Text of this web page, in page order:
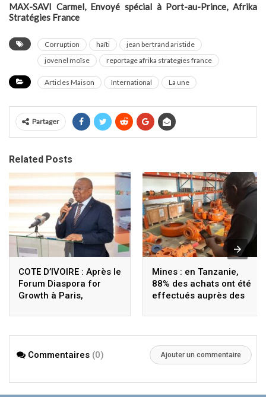
MAX-SAVI Carmel, Envoyé spécial à Port-au-Prince, Afrika
Stratégies France
Corruption haïti
jean bertrand aristide
jovenel moïse
reportage afrika strategies france
Articles Maison International La une
Partager
Related Posts
COTE D’IVOIRE : Après le
Forum Diaspora for
Growth à Paris,
Sigmicom à Abidjan
Mines : en Tanzanie,
88% des achats ont été
effectués auprès des
Commentaires (0) Ajouter un commentaire